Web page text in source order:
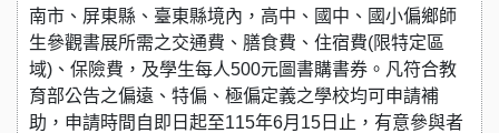
南市、屏東縣、臺東縣境內，高中、國中、國小偏鄉師
生參觀書展所需之交通費、膳食費、住宿費(限特定區
域)、保險費，及學生每人500元圖書購書券。凡符合教
育部公告之偏遠、特偏、極偏定義之學校均可申請補
助，申請時間自即日起至115年6月15日止，有意參與者